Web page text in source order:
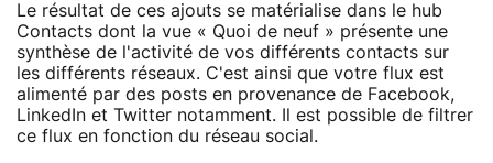
Le résultat de ces ajouts se matérialise dans le hub
Contacts dont la vue « Quoi de neuf » présente une
synthèse de l'activité de vos différents contacts sur
les différents réseaux. C'est ainsi que votre flux est
alimenté par des posts en provenance de Facebook,
LinkedIn et Twitter notamment. Il est possible de filtrer
ce flux en fonction du réseau social.